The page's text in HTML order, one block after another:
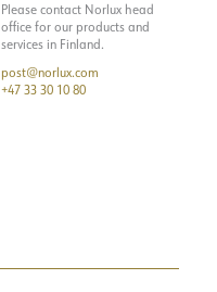
Please contact Norlux head
office for our products and
services in Finland.
post@norlux.com
+47 33 30 10 80